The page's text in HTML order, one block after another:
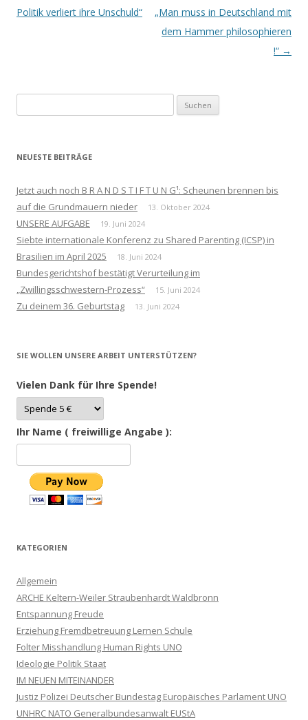
Navigation
Politik verliert ihre Unschuld“
„Man muss in Deutschland mit
dem Hammer philosophieren
!“ →
nach:
NEUESTE BEITRÄGE
Jetzt auch noch B R A N D S T I F T U N G¹: Scheunen brennen bis
auf die Grundmauern nieder
13. Oktober 2024
UNSERE AUFGABE 19. Juni 2024
Siebte internationale Konferenz zu Shared Parenting (ICSP) in
Brasilien im April 2025
18. Juni 2024
Bundesgerichtshof bestätigt Verurteilung im
„Zwillingsschwestern-Prozess“
15. Juni 2024
Zu deinem 36. Geburtstag 13. Juni 2024
SIE WOLLEN UNSERE ARBEIT UNTERSTÜTZEN?
Vielen Dank für Ihre Spende!
Ihr Name ( freiwillige Angabe ):
KATEGORIEN
Allgemein
ARCHE Keltern-Weiler Straubenhardt Waldbronn
Entspannung Freude
Erziehung Fremdbetreuung Lernen Schule
Folter Misshandlung Human Rights UNO
Ideologie Politik Staat
IM NEUEN MITEINANDER
Justiz Polizei Deutscher Bundestag Europäisches Parlament UNO
UNHRC NATO Generalbundesanwalt EUStA